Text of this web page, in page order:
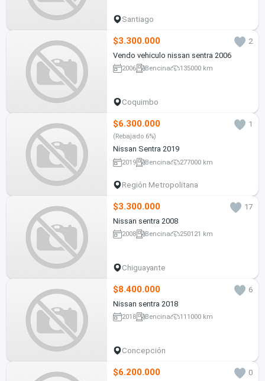
Santiago
$3.300.000
2
Vendo vehiculo nissan sentra 2006
2006 Bencina 135000 km
Coquimbo
$6.300.000 1
(Rebajado 6%)
Nissan Sentra 2019
2019 Bencina 277000 km
Región Metropolitana
$3.300.000
17
Nissan sentra 2008
2008 Bencina 250121 km
Chiguayante
$8.400.000
6
Nissan sentra 2018
2018 Bencina 111000 km
Concepción
$6.200.000
0